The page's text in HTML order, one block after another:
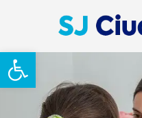
Abrir barra